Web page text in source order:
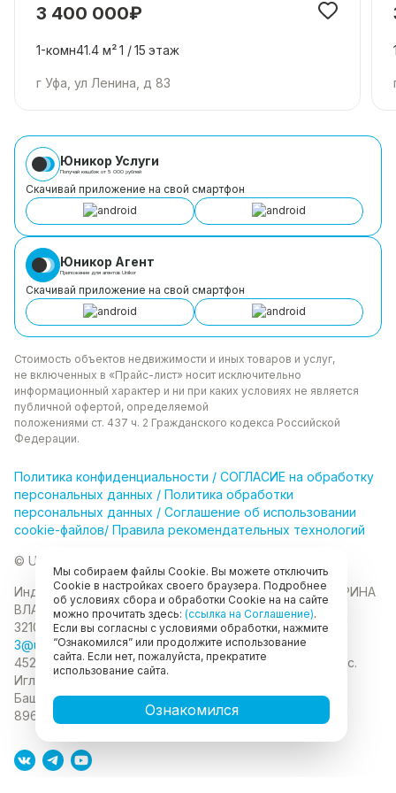
3 400 000₽
1-комн41.4 м²1 /15 этаж
г Уфа, ул Ленина, д 83
Юникор Услуги
Получай кешбэк от 5 000 рублей
Скачивай приложение на свой смартфон
Юникор Агент
Приложение для агентов Unikor
Скачивай приложение на свой смартфон
Стоимость объектов недвижимости и иных товаров и услуг,
не включенных в «Прайс-лист» носит исключительно
информационный характер и ни при каких условиях не является
публичной офертой, определяемой
положениями ст. 437 ч. 2 Гражданского кодекса Российской
Федерации.
Политика конфиденциальности / СОГЛАСИЕ на обработку
персональных данных / Политика обработки
персональных данных / Соглашение об использовании
cookie-файлов/ Правила рекомендательных технологий
© Unikor 2026
Индивидуальный предприниматель КОЛОМАСОВА ИРИНА
ВЛАДИМИРОВНАИНН 022403630403 ОГРНИП
321028000134889
3@unikor.company
452410, Республика Башкортостан, Иглинский район, с.
Иглино, ул. Вербная, д. 9
Башкортостан, город Уфа, ул. Мустая Карима, д.6
89625477020
Мы собираем файлы Cookie. Вы можете отключить
Cookie в настройках своего браузера. Подробнее
об условиях сбора и обработки Cookie на на сайте
можно прочитать здесь: (ссылка на Соглашение).
Если вы согласны с условиями обработки, нажмите
“Ознакомился” или продолжите использование
сайта. Если нет, пожалуйста, прекратите
использование сайта.
Ознакомился